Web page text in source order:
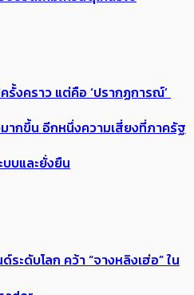
รั้งคราว แต่คือ ‘ปรากฏการณ์’
ากขึ้น อีกหนึ่งความเสี่ยงที่ภาครัฐ
บและยั่งยืน
ะดับโลก คว้า “จางหลิงเฮ่อ” ใน